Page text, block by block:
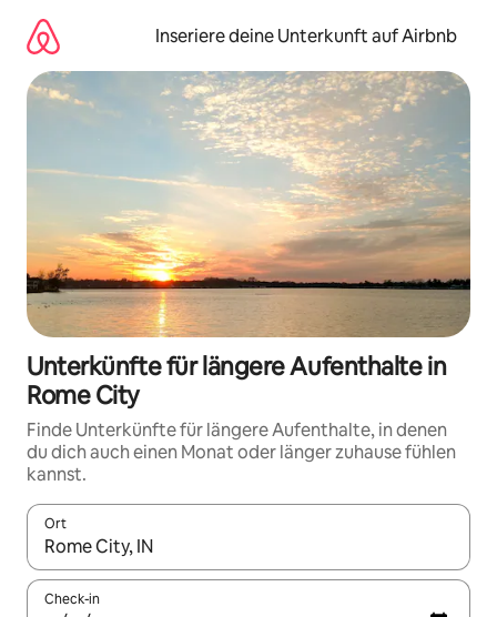
Inhalten
springen
Inseriere deine Unterkunft auf Airbnb
Unterkünfte für längere Aufenthalte in
Rome City
Finde Unterkünfte für längere Aufenthalte, in denen
du dich auch einen Monat oder länger zuhause fühlen
kannst.
Ort
Wenn Ergebnisse verfügbar sind, navigiere mit den
Check-in